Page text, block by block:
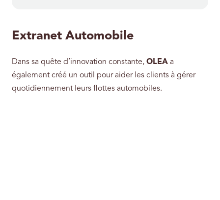
Extranet Automobile
Dans sa quête d’innovation constante, OLEA a
également créé un outil pour aider les clients à gérer
quotidiennement leurs flottes automobiles.